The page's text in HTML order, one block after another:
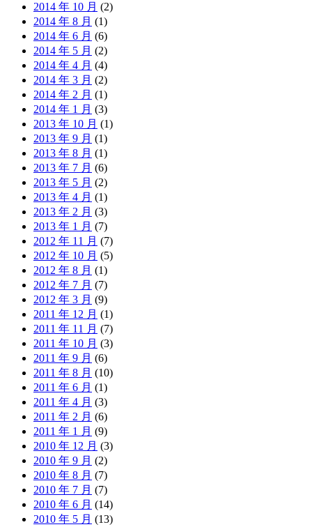
2014 年 10 月 (2)
2014 年 8 月 (1)
2014 年 6 月 (6)
2014 年 5 月 (2)
2014 年 4 月 (4)
2014 年 3 月 (2)
2014 年 2 月 (1)
2014 年 1 月 (3)
2013 年 10 月 (1)
2013 年 9 月 (1)
2013 年 8 月 (1)
2013 年 7 月 (6)
2013 年 5 月 (2)
2013 年 4 月 (1)
2013 年 2 月 (3)
2013 年 1 月 (7)
2012 年 11 月 (7)
2012 年 10 月 (5)
2012 年 8 月 (1)
2012 年 7 月 (7)
2012 年 3 月 (9)
2011 年 12 月 (1)
2011 年 11 月 (7)
2011 年 10 月 (3)
2011 年 9 月 (6)
2011 年 8 月 (10)
2011 年 6 月 (1)
2011 年 4 月 (3)
2011 年 2 月 (6)
2011 年 1 月 (9)
2010 年 12 月 (3)
2010 年 9 月 (2)
2010 年 8 月 (7)
2010 年 7 月 (7)
2010 年 6 月 (14)
2010 年 5 月 (13)